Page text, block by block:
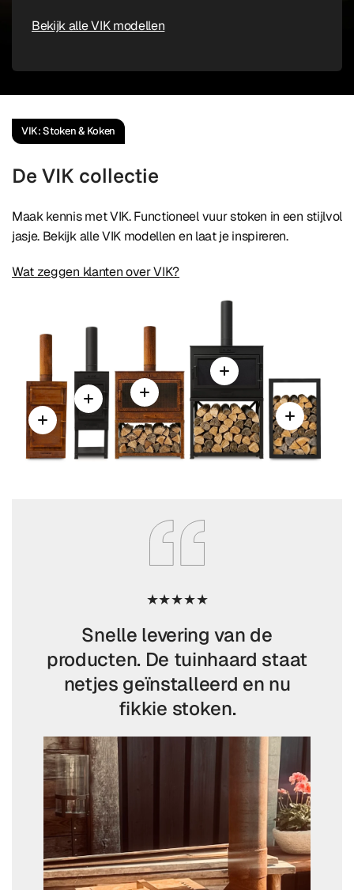
Bekijk alle VIK modellen
VIK: Stoken & Koken
De VIK collectie
Maak kennis met VIK. Functioneel vuur stoken in een stijlvol
jasje. Bekijk alle VIK modellen en laat je inspireren.
Wat zeggen klanten over VIK?
Snelle levering van de
producten. De tuinhaard staat
netjes geïnstalleerd en nu
fikkie stoken.